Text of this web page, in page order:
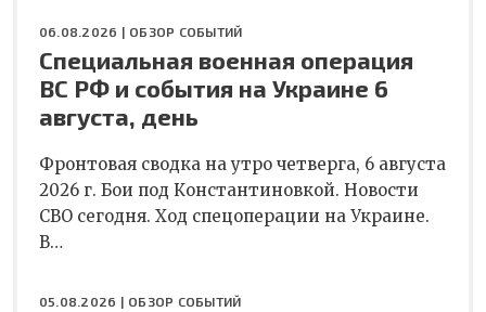
06.08.2026 | ОБЗОР СОБЫТИЙ
Специальная военная операция
ВС РФ и события на Украине 6
августа, день
Фронтовая сводка на утро четверга, 6 августа
2026 г. Бои под Константиновкой. Новости
СВО сегодня. Ход спецоперации на Украине.
В…
05.08.2026 | ОБЗОР СОБЫТИЙ